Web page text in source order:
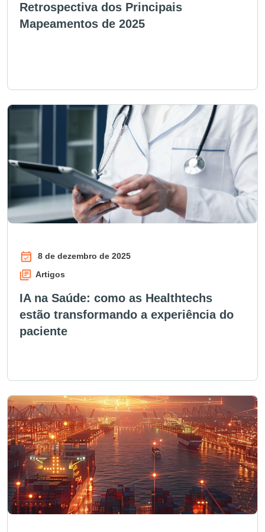
Retrospectiva dos Principais
Mapeamentos de 2025
8 de dezembro de 2025
Artigos
IA na Saúde: como as Healthtechs
estão transformando a experiência do
paciente